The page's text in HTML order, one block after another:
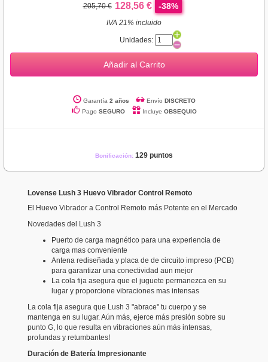
205,70 € 128,56 € -38%
IVA 21% incluido
Unidades:
Añadir al Carrito
Garantía 2 años Envío DISCRETO
Pago SEGURO Incluye OBSEQUIO
Bonificación: 129 puntos
Lovense Lush 3 Huevo Vibrador Control Remoto
El Huevo Vibrador a Control Remoto más Potente en el Mercado
Novedades del Lush 3
Puerto de carga magnético para una experiencia de
carga mas conveniente
Antena rediseñada y placa de de circuito impreso (PCB)
para garantizar una conectividad aun mejor
La cola fija asegura que el juguete permanezca en su
lugar y proporcione vibraciones mas intensas
La cola fija asegura que Lush 3 "abrace" tu cuerpo y se
mantenga en su lugar. Aún más, ejerce más presión sobre su
punto G, lo que resulta en vibraciones aún más intensas,
profundas y retumbantes!
Duración de Batería Impresionante